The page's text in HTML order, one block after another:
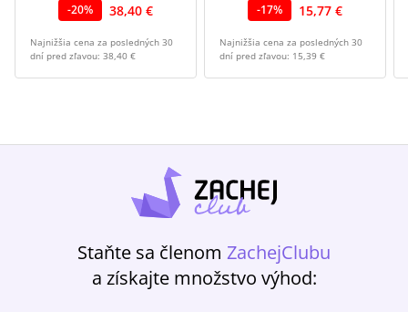
-20% 38,40 €
Najnižšia cena za posledných 30
dní pred zľavou: 38,40 €
-17% 15,77 €
Najnižšia cena za posledných 30
dní pred zľavou: 15,39 €
Staňte sa členom ZachejClubu
a získajte množstvo výhod: